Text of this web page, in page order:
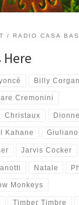
RADIO CASA
Here
Billy Corgan
Cremonini
Christaux
Kahane
Jarvis Cocker
Natale
Monkeys
Timber Timbre